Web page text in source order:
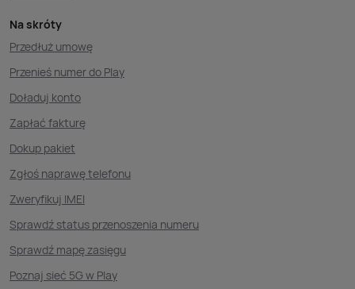
Na skróty
Przedłuż umowę
Przenieś numer do Play
Doładuj konto
Zapłać fakturę
Dokup pakiet
Zgłoś naprawę telefonu
Zweryfikuj IMEI
Sprawdź status przenoszenia numeru
Sprawdź mapę zasięgu
Poznaj sieć 5G w Play